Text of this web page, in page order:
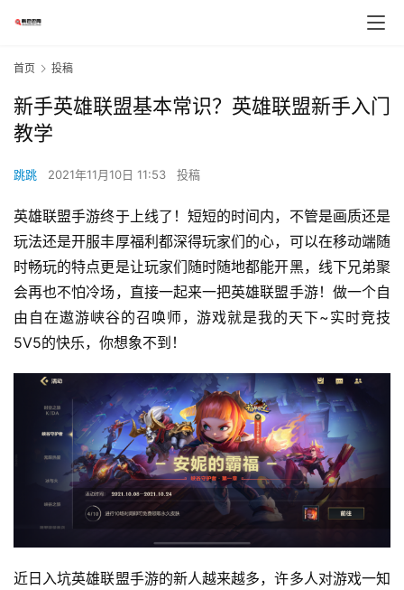
首页 投稿
新手英雄联盟基本常识？英雄联盟新手入门
教学
跳跳 2021年11月10日 11:53 投稿
英雄联盟手游终于上线了！短短的时间内，不管是画质还是
玩法还是开服丰厚福利都深得玩家们的心，可以在移动端随
时畅玩的特点更是让玩家们随时随地都能开黑，线下兄弟聚
会再也不怕冷场，直接一起来一把英雄联盟手游！做一个自
由自在遨游峡谷的召唤师，游戏就是我的天下~实时竞技
5V5的快乐，你想象不到！
近日入坑英雄联盟手游的新人越来越多，许多人对游戏一知